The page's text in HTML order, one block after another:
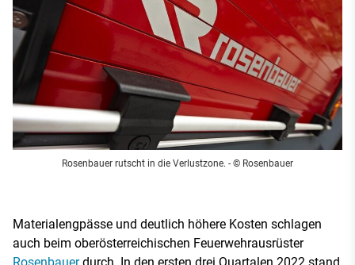
Rosenbauer rutscht in die Verlustzone. - © Rosenbauer
Materialengpässe und deutlich höhere Kosten schlagen
auch beim oberösterreichischen Feuerwehrausrüster
Rosenbauerdurch. In den ersten drei Quartalen 2022 stand